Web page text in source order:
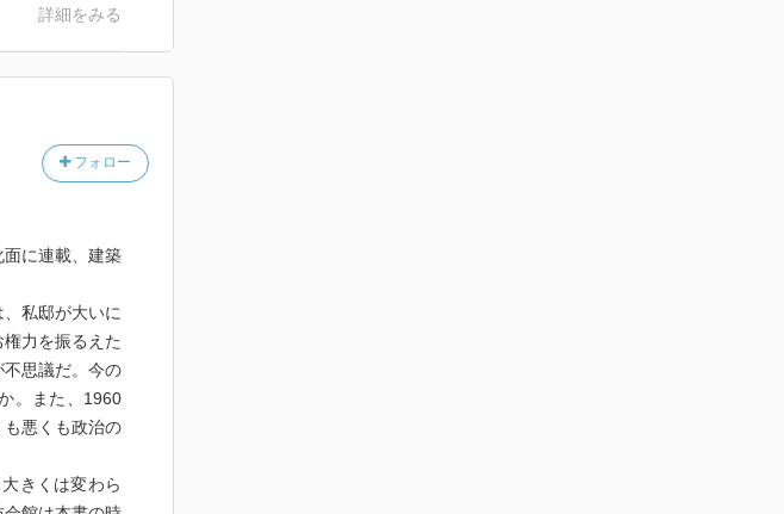
詳細をみる
フォロー
に連載、建築
私邸が大いに
力を振るえた
思議だ。今の
。また、1960
悪くも政治の
きくは変わら